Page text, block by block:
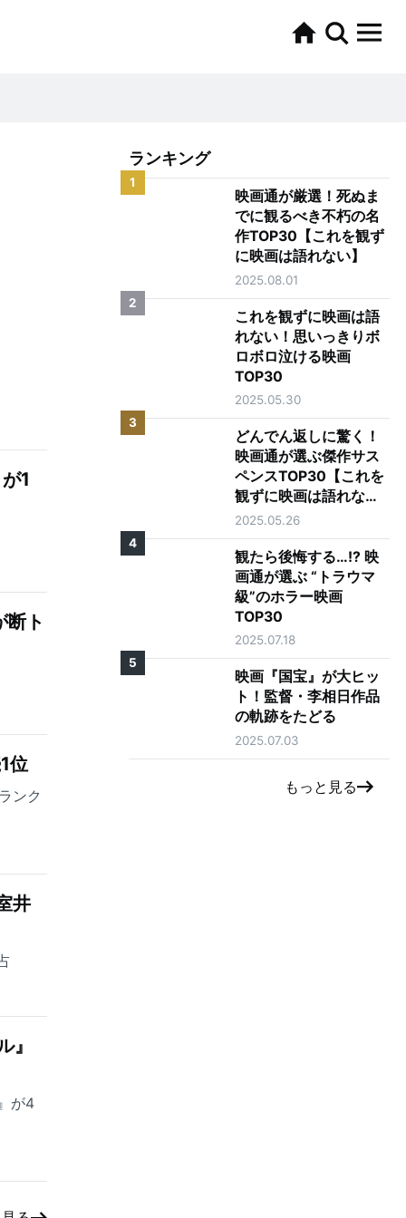
1
断ト
位
ンク
井
』
が4
ランキング
1
映画通が厳選！死ぬま
でに観るべき不朽の名
作TOP30【これを観ず
に映画は語れない】
2025.08.01
2
これを観ずに映画は語
れない！思いっきりボ
ロボロ泣ける映画
TOP30
2025.05.30
3
どんでん返しに驚く！
映画通が選ぶ傑作サス
ペンスTOP30【これを
観ずに映画は語れな
い】
2025.05.26
4
観たら後悔する…!? 映
画通が選ぶ “トラウマ
級”のホラー映画
TOP30
2025.07.18
5
映画『国宝』が大ヒッ
ト！監督・李相日作品
の軌跡をたどる
2025.07.03
もっと見る